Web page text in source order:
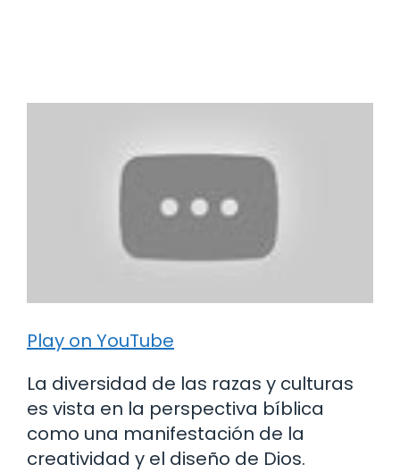
Play on YouTube
La diversidad de las razas y culturas
es vista en la perspectiva bíblica
como una manifestación de la
creatividad y el diseño de Dios.